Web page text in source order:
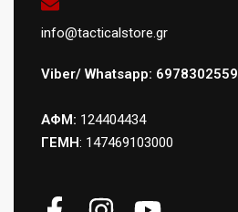
info@tacticalstore.gr
Viber/ Whatsapp: 6978302559
ΑΦΜ: 124404434
ΓΕΜΗ: 147469103000